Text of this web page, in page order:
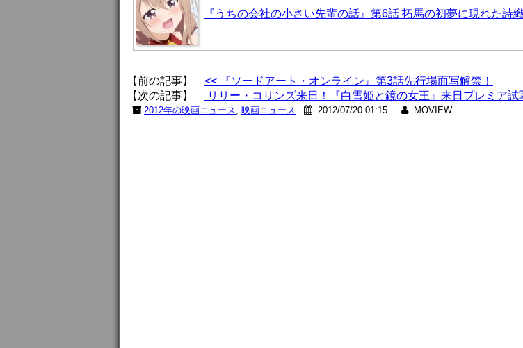
『うちの会社の小さい先輩の話』第6話 拓馬の初夢に現れた詩
【前の記事】 << 『ソードアート・オンライン』第3話先行場面写解禁！
【次の記事】
リリー・コリンズ来日！『白雪姫と鏡の女王』来日プレミア試
2012年の映画ニュース, 映画ニュース 2012/07/20 01:15 MOVIEW